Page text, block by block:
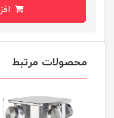
محصولات مرتبط